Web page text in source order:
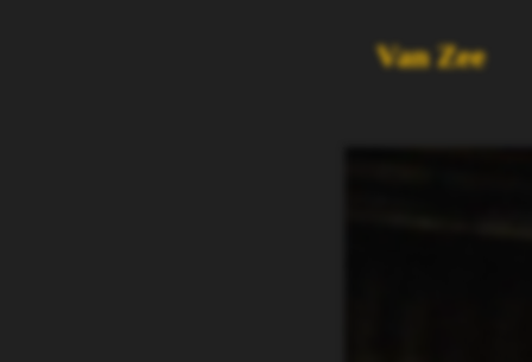
Van Zee